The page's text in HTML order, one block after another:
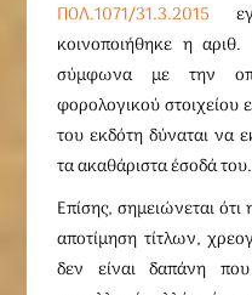
ΠΟΛ.1071/31.3.2015
κοινοποιήθηκε η αριθ.
σύμφωνα με την
φορολογικού
του εκδότη δύναται να
τα ακαθάριστα έσοδά του.
Επίσης, σημειώνεται
αποτίμηση τίτλων,
δεν είναι δαπάνη που